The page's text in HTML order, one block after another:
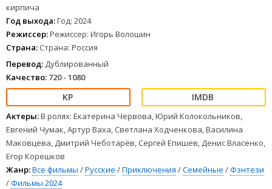
кирпича
Год выхода:Год: 2024
Режиссер:Режиссер: Игорь Волошин
Страна: Страна: Россия
Перевод: Дублированный
Качество: 720 - 1080
Актеры:В ролях: Екатерина Червова, Юрий Колокольников,
Евгений Чумак, Артур Ваха, Светлана Ходченкова, Василина
Маковцева, Дмитрий Чеботарёв, Сергей Епишев, Денис Власенко,
Егор Корешков
Жанр:Все фильмы /Русские /Приключения /Семейные /Фэнтези
/Фильмы 2024